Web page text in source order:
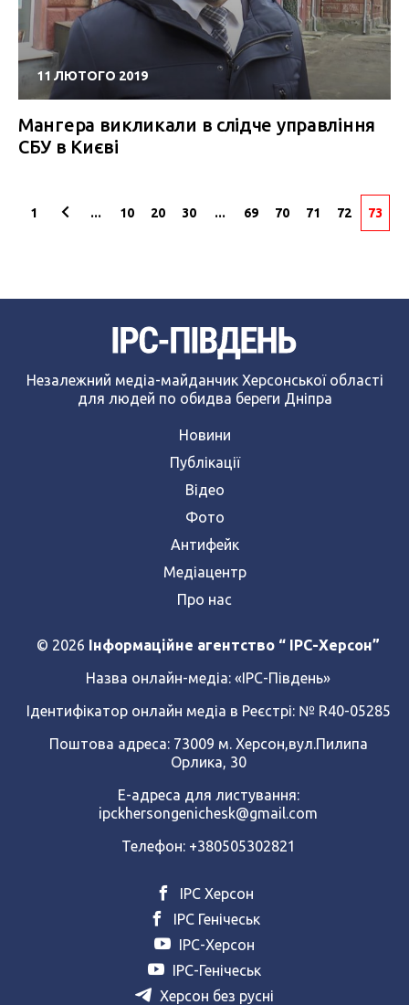
11 ЛЮТОГО 2019
Мангера викликали в слідче управління
СБУ в Києві
1 ... 10 20 30 ... 69 70 71 72 73
Незалежний медіа-майданчик Херсонської області
для людей по обидва береги Дніпра
Новини
Публікації
Відео
Фото
Антифейк
Медіацентр
Про нас
© 2026 Інформаційне агентство “ IPC-Херсон”
Назва онлайн-медіа: «ІРС-Південь»
Ідентифікатор онлайн медіа в Реєстрі: № R40-05285
Поштова адреса: 73009 м. Херсон,вул.Пилипа
Орлика, 30
Е-адреса для листування:
ipckhersongenichesk@gmail.com
Телефон: +380505302821
ІРС Херсон
ІРС Генічеськ
ІРС-Херсон
ІРС-Генічеськ
Херсон без русні